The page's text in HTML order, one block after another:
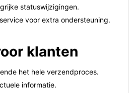
statuswijzigingen.
voor extra ondersteuning.
klanten
het hele verzendproces.
informatie.